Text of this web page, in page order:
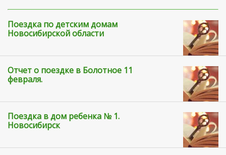
Поездка по детским домам
Новосибирской области
Отчет о поездке в Болотное 11
февраля.
Поездка в дом ребенка № 1.
Новосибирск